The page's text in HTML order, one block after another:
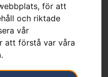
för att
och riktade
vår
att förstå var våra